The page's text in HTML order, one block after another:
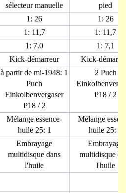
sélecteur manuelle
pied
1: 26
1: 26
1: 11,7
1: 11,7
1: 7.0
1: 7,1
Kick-démarreur
Kick-
à partir de mi-1948: 1
Puch
Einkolbenvergaser
P18 / 2
2 Puch
P18 / 2
Mélange essence-
huile 25: 1
Mélange
huile 25: 1
Embrayage
multidisque dans
l'huile
Embrayage
multidisque
l'huile